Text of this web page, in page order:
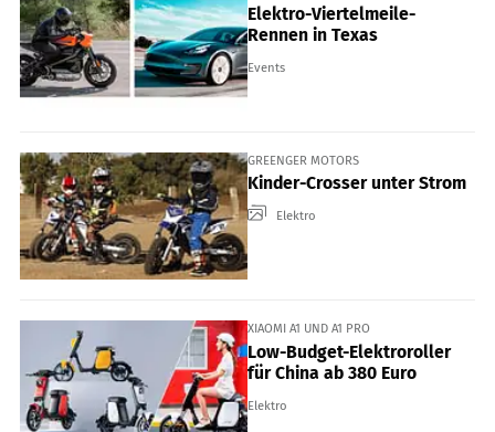
Elektro-Viertelmeile-
Rennen in Texas
Events
GREENGER MOTORS
Kinder-Crosser unter Strom
Elektro
XIAOMI A1 UND A1 PRO
Low-Budget-Elektroroller
für China ab 380 Euro
Elektro